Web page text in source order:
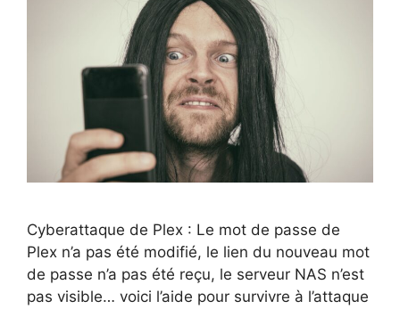
Cyberattaque de Plex : Le mot de passe de
Plex n’a pas été modifié, le lien du nouveau mot
de passe n’a pas été reçu, le serveur NAS n’est
pas visible… voici l’aide pour survivre à l’attaque